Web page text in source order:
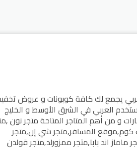
يجمع لك كافة كوبونات و عروض
العربي في الشرق الأوسط و الخليج
و من أهم المتاجر المتاحةمتجر نون,
كوم,موقع المسافر,متجر شي إن,متجر
ماماز اند بابا,متجر ممزورلد,متجر قولدن